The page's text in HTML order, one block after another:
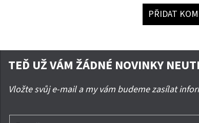
PŘIDAT
TEĎ UŽ VÁM ŽÁDNÉ NOVINKY
Vložte svůj e-mail a my vám budeme zasílat